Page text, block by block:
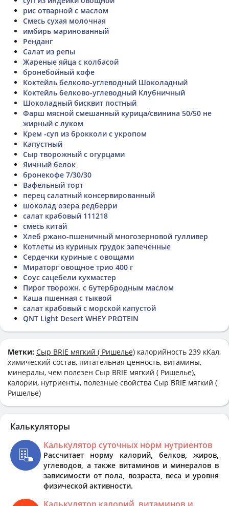
рис отварной с маслом
Смесь сухая молочная
имбирь маринованный
Ренданг
Салат из репы
Жареные яйца с колбасой
бронебойный кофе
Коктейль белково-углеводный Шоколадный
Коктейль белково-углеводный Клубничный
Шоколадный бисквит постный
Фарш мясной смешанный курица/свинина 50/50 не
жирный с луком
Крем -суп из брокколи с укропом
Капустный
Сыр творожный с огурцами
Яичный белок
бронекофе 7/30/30
Вафельный торт
перец салатный консервированный
шоколад озера редберри
салат крабовый 111218
смесь китай
Хлеб ржано-пшеничный многозерновой гулливер
Котлеты из куриных грудок запеченные
Сердечки куриные с овощами
Мираторг овощное трио 400 г
Соус сацебели кухмастер
Пирог творожн. с бутербродным маслом
Каша пшенная с тыквой
салат крабовый с морской капустой
QNT Light Desert WHEY PROTEIN
Метки: Сыр BRIE мягкий ( Ришелье) калорийность 239 кКал,
химический состав, питательная ценность, витамины,
минералы, чем полезен Сыр BRIE мягкий ( Ришелье),
калории, нутриенты, полезные свойства Сыр BRIE мягкий (
Ришелье)
Калькуляторы
Калькулятор суточных норм нутриентов
Рассчитает норму калорий, белков, жиров,
углеводов, а также витаминов и минералов в
зависимости от пола, возраста, веса и уровня
физической активности.